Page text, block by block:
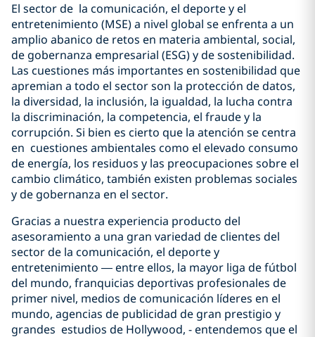
El sector de la comunicación, el deporte y el
entretenimiento (MSE) a nivel global se enfrenta a un
amplio abanico de retos en materia ambiental, social,
de gobernanza empresarial (ESG) y de sostenibilidad.
Las cuestiones más importantes en sostenibilidad que
apremian a todo el sector son la protección de datos,
la diversidad, la inclusión, la igualdad, la lucha contra
la discriminación, la competencia, el fraude y la
corrupción. Si bien es cierto que la atención se centra
en cuestiones ambientales como el elevado consumo
de energía, los residuos y las preocupaciones sobre el
cambio climático, también existen problemas sociales
y de gobernanza en el sector.
Gracias a nuestra experiencia producto del
asesoramiento a una gran variedad de clientes del
sector de la comunicación, el deporte y
entretenimiento — entre ellos, la mayor liga de fútbol
del mundo, franquicias deportivas profesionales de
primer nivel, medios de comunicación líderes en el
mundo, agencias de publicidad de gran prestigio y
grandes estudios de Hollywood, - entendemos que el